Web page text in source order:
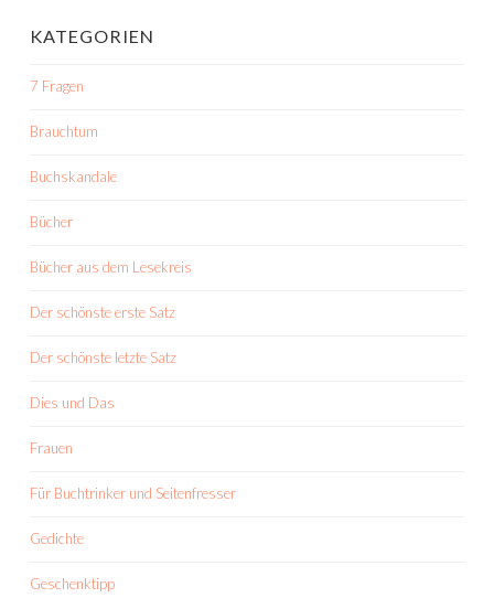
KATEGORIEN
7 Fragen
Brauchtum
Buchskandale
Bücher
Bücher aus dem Lesekreis
Der schönste erste Satz
Der schönste letzte Satz
Dies und Das
Frauen
Für Buchtrinker und Seitenfresser
Gedichte
Geschenktipp